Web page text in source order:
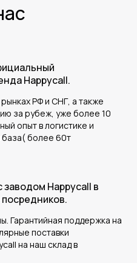
Happycall.
РФ и СНГ, а также
за рубеж, уже более 10
опыт в логистике и
более 60т
заводом Happycall в
Гарантийная поддержка на
поставки
на наш склад в